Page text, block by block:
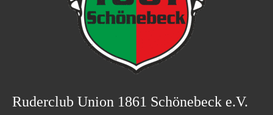
Ruderclub Union 1861 Schönebeck e.V.